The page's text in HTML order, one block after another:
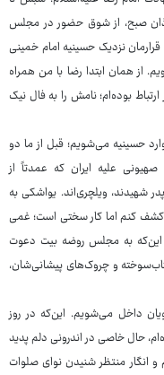
صبح، از شوق حضور در مجلس
قرارمان نزدیک حسینیه امام خمینی
از همان ابتدا رضا با من همراه
بوده‌ام؛ نامش را به فال نیک
هستیم که حدود ساعت ۸ صبح، وارد حسینیه می‌شویم؛ قبل از ما دو
تحمیلی رژیم صهیونی علیه ایران که عمدتاً از
شهیدند، ویلچری‌اند. یواشکی به
کنم اما کار سختی است؛ غمی
این‌که به مجلس روضه بیت دعوت
و چروک‌های پیشانی‌شان،
داخل می‌شویم. این‌که در روز
حال خاصی در اندرونی دلم پدید
انگار منتظر شنیدن نوای صلوات